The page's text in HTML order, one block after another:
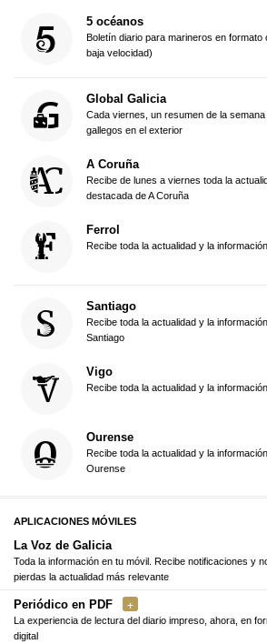
5 océanos
Boletín diario para marineros en
baja velocidad)
Global Galicia
Cada viernes, un resumen de la
gallegos en el exterior
A Coruña
Recibe de lunes a viernes toda la
destacada de A Coruña
Ferrol
Recibe toda la actualidad y la
Santiago
Recibe toda la actualidad y la
Santiago
Vigo
Recibe toda la actualidad y la
Ourense
Recibe toda la actualidad y la
Ourense
APLICACIONES MÓVILES
La Voz de Galicia
Toda la información en tu móvil. Recibe notificaciones y
pierdas la actualidad más relevante
Periódico en PDF
La experiencia de lectura del diario impreso, ahora, en
digital